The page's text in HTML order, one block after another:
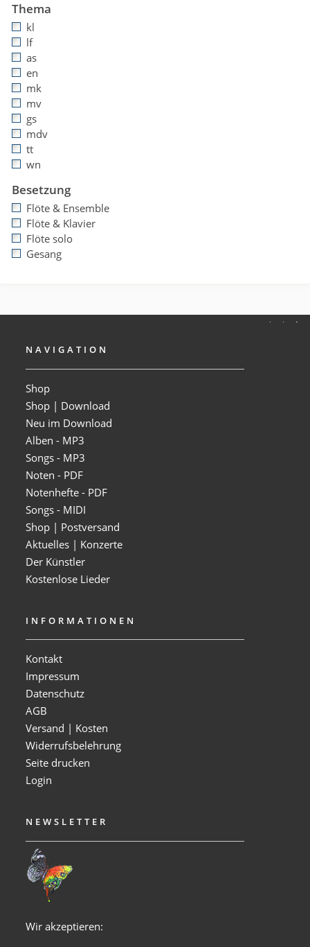
Thema
kl
lf
as
en
mk
mv
gs
mdv
tt
wn
Besetzung
Flöte & Ensemble
Flöte & Klavier
Flöte solo
Gesang
NAVIGATION
Shop
Shop | Download
Neu im Download
Alben - MP3
Songs - MP3
Noten - PDF
Notenhefte - PDF
Songs - MIDI
Shop | Postversand
Aktuelles | Konzerte
Der Künstler
Kostenlose Lieder
INFORMATIONEN
Kontakt
Impressum
Datenschutz
AGB
Versand | Kosten
Widerrufsbelehrung
Seite drucken
Login
NEWSLETTER
Wir akzeptieren: